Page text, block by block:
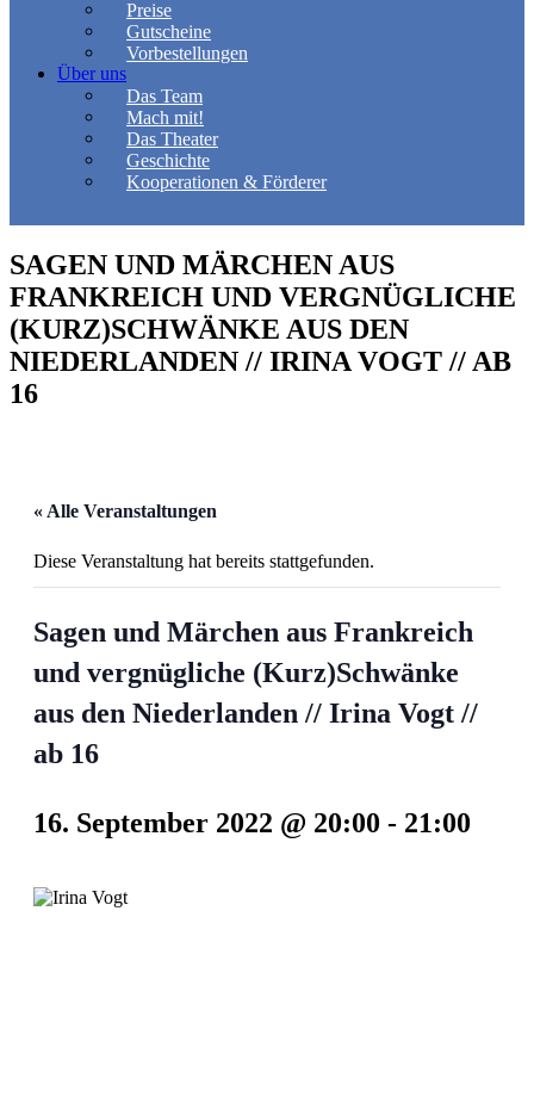
Preise
Gutscheine
Vorbestellungen
Über uns
Das Team
Mach mit!
Das Theater
Geschichte
Kooperationen & Förderer
SAGEN UND MÄRCHEN AUS
FRANKREICH UND VERGNÜGLICHE
(KURZ)SCHWÄNKE AUS DEN
NIEDERLANDEN // IRINA VOGT // AB
16
« Alle Veranstaltungen
Diese Veranstaltung hat bereits stattgefunden.
Sagen und Märchen aus Frankreich
und vergnügliche (Kurz)Schwänke
aus den Niederlanden // Irina Vogt //
ab 16
16. September 2022 @ 20:00 - 21:00